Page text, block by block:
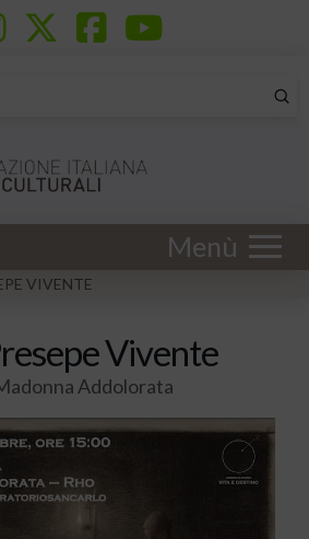
Menù
VIVENTE
Vivente
Addolorata